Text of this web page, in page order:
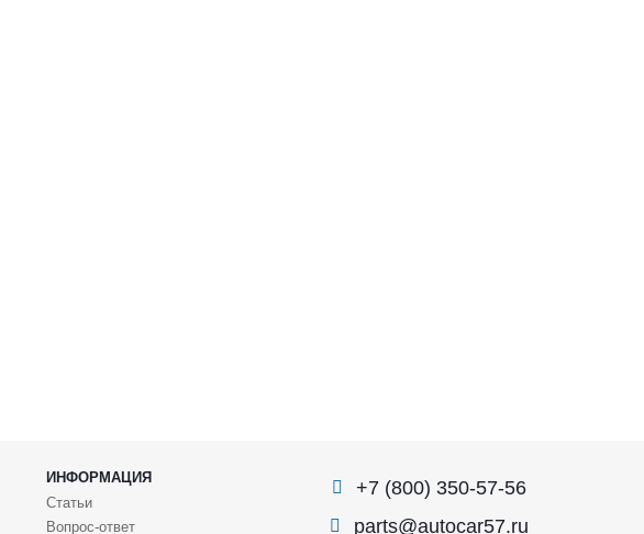
ИНФОРМАЦИЯ
Статьи
Вопрос-ответ
+7 (800) 350-57-56
parts@autocar57.ru